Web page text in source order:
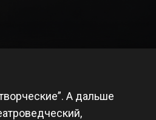
А дальше